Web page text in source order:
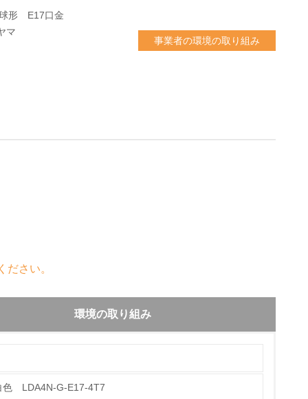
形 E17口金
マ
事業者の環境の取り組み
さい。
環境の取り組み
色 LDA4N-G-E17-4T7